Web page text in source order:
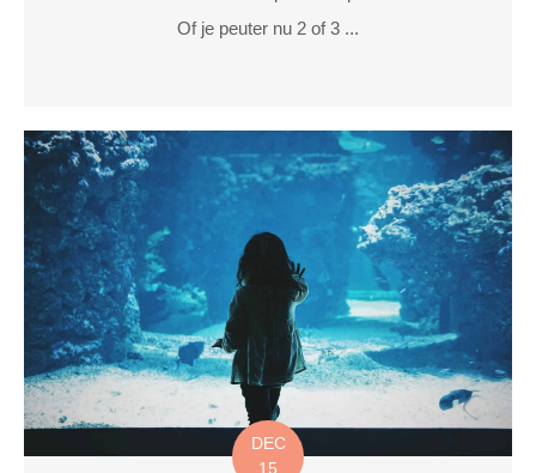
Of je peuter nu 2 of 3 ...
DEC
15